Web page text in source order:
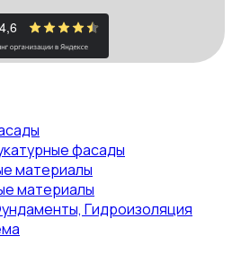
фасады
материалы
материалы
Гидроизоляция